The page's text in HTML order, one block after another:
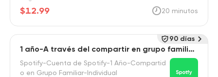
$12.99 20 minutos
1 año-A través del compartir en grupo familiar
-Individual
Spotify-Cuenta de Spotify-1 Año-Compartid
o en Grupo Familiar-Individual
90 días